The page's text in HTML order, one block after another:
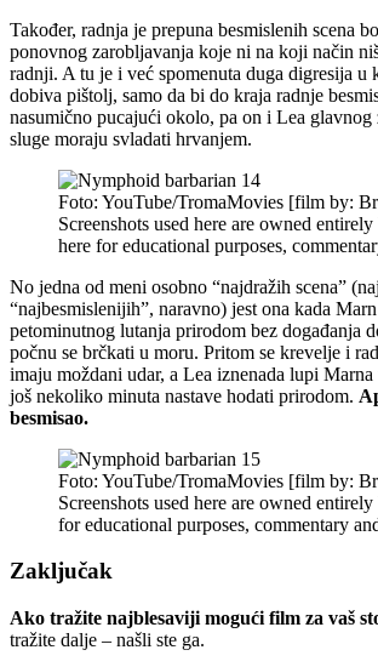
Također, radnja je prepuna besmislenih scena
ponovnog zarobljavanja koje ni na koji način
radnji. A tu je i već spomenuta duga digresija u
dobiva pištolj, samo da bi do kraja radnje
nasumično pucajući okolo, pa on i Lea
sluge moraju svladati hrvanjem.
Foto: YouTube/TromaMovies [film by:
Screenshots used here are owned
here for educational purposes,
No jedna od meni osobno “najdražih scena”
“najbesmislenijih”, naravno) jest ona kada
petominutnog lutanja prirodom bez događanja
počnu se brčkati u moru. Pritom se krevelje i
imaju moždani udar, a Lea iznenada lupi
još nekoliko minuta nastave hodati prirodom.
besmisao.
Foto: YouTube/TromaMovies [film by:
Screenshots used here are owned
for educational purposes, commentary
Zaključak
Ako tražite najblesaviji mogući film za vaš
tražite dalje – našli ste ga.